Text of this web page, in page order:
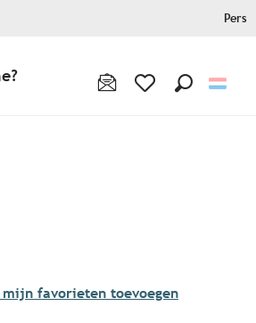
Pers
favoris
mijn favorieten toevoegen